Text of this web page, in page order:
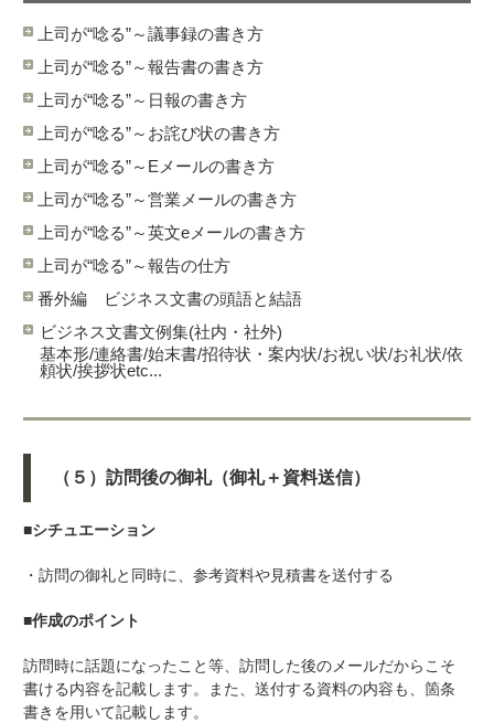
上司が“唸る”～議事録の書き方
上司が“唸る”～報告書の書き方
上司が“唸る”～日報の書き方
上司が“唸る”～お詫び状の書き方
上司が“唸る”～Eメールの書き方
上司が“唸る”～営業メールの書き方
上司が“唸る”～英文eメールの書き方
上司が“唸る”～報告の仕方
番外編 ビジネス文書の頭語と結語
ビジネス文書文例集(社内・社外)
基本形/連絡書/始末書/招待状・案内状/お祝い状/お礼状/依
頼状/挨拶状etc...
（５）訪問後の御礼（御礼＋資料送信）
■シチュエーション
・訪問の御礼と同時に、参考資料や見積書を送付する
■作成のポイント
訪問時に話題になったこと等、訪問した後のメールだからこそ
書ける内容を記載します。また、送付する資料の内容も、箇条
書きを用いて記載します。